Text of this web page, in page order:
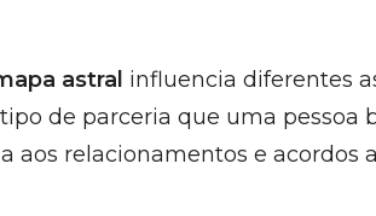
astral influencia diferentes
de parceria que uma pessoa
aos relacionamentos e acordos